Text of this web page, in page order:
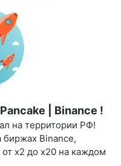
| Binance !
на территории РФ!
Binance,
х2 до х20 на каждом